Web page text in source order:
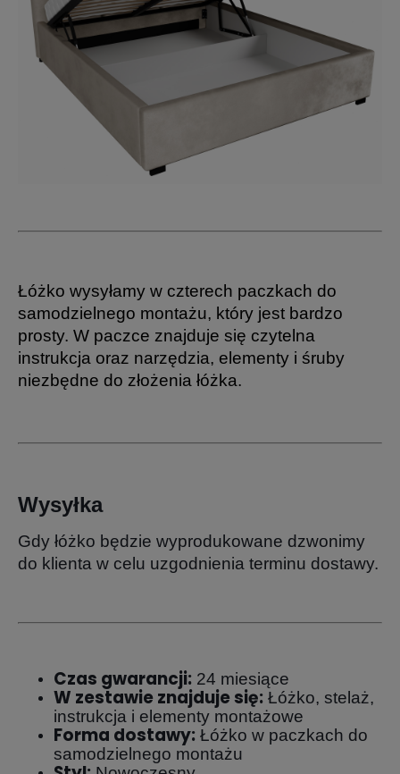
Łóżko wysyłamy w czterech paczkach do
samodzielnego montażu, który jest bardzo
prosty. W paczce znajduje się czytelna
instrukcja oraz narzędzia, elementy i śruby
niezbędne do złożenia łóżka.
Wysyłka
Gdy łóżko będzie wyprodukowane dzwonimy
do klienta w celu uzgodnienia terminu dostawy.
Czas gwarancji: 24 miesiące
W zestawie znajduje się: Łóżko, stelaż,
instrukcja i elementy montażowe
Forma dostawy: Łóżko w paczkach do
samodzielnego montażu